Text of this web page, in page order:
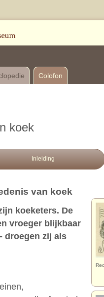
Colofon
koek
Inleiding
van koek
koeketers. De
vroeger blijkbaar
droegen zij als